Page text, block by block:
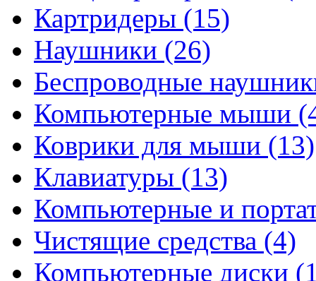
Картридеры (15)
Наушники (26)
Беспроводные
Компьютерные мыши
Коврики для мыши (13)
Клавиатуры (13)
Компьютерные и
Чистящие средства (4)
Компьютерные диски